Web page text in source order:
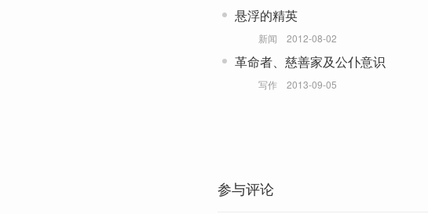
悬浮的精英
新闻 2012-08-02
革命者、慈善家及公仆意识
写作 2013-09-05
参与评论